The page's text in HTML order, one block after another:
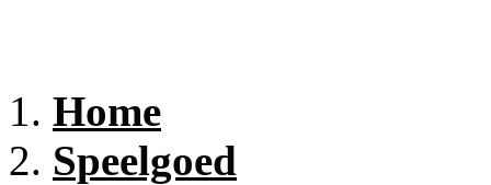
Home
Speelgoed